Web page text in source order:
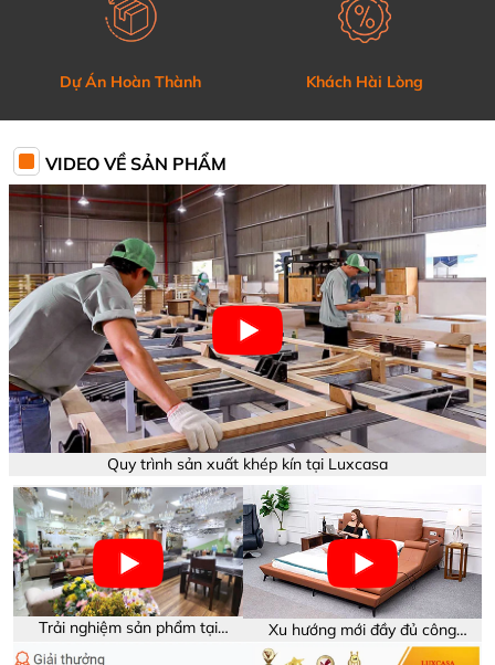
Dự Án Hoàn Thành Khách Hài Lòng
VIDEO VỀ SẢN PHẨM
Quy trình sản xuất khép kín tại Luxcasa
Trải nghiệm sản phẩm tại
showroom Luxcasa
Xu hướng mới đầy đủ công
năng trên sản phẩm